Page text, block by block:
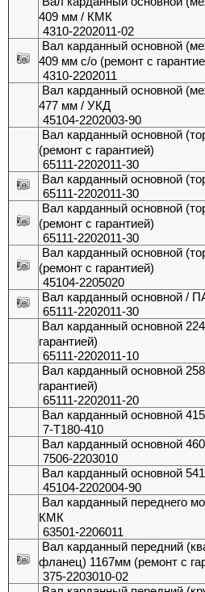
409 мм / КМК
4310-2202011-02
Вал карданный основной
409 мм с/о (ремонт с
4310-2202011
Вал карданный основной
477 мм / УКД
45104-2202003-90
Вал карданный основной
(ремонт с гарантией)
65111-2202011-30
Вал карданный основной
65111-2202011-30
Вал карданный основной
(ремонт с гарантией)
65111-2202011-30
Вал карданный основной
(ремонт с гарантией)
45104-2205020
Вал карданный основной /
65111-2202011-30
Вал карданный основной
гарантией)
65111-2202011-10
Вал карданный основной
гарантией)
65111-2202011-20
Вал карданный основной
7-Т180-410
Вал карданный основной
7506-2203010
Вал карданный основной
45104-2202004-90
Вал карданный переднего
КМК
63501-2206011
Вал карданный передний
фланец) 1167мм (ремонт с
375-2203010-02